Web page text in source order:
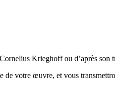
Krieghoff ou d’après
de votre œuvre, et vous